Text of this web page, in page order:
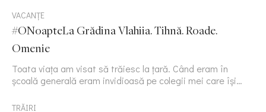
VACANȚE
#ONoapteLa Grădina Vlahiia. Tihnă. Roade.
Omenie
Toata viața am visat să trăiesc la țară. Când eram în
școală generală eram invidioasă pe colegii mei care își…
TRĂIRI